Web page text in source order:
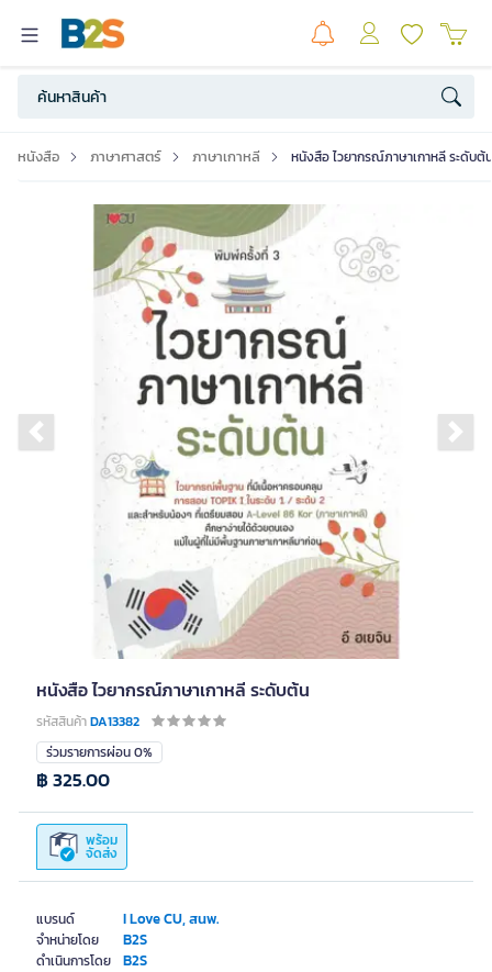
หนังสือ ภาษาศาสตร์ ภาษาเกาหลี หนังสือ ไวยากรณ์ภาษาเกาหลี ระดับต้น
Previous slide
หนังสือ ไวยากรณ์ภาษาเกาหลี ระดับต้น
รหัสสินค้าDA13382
แบรนด์ I Love CU, สนพ.
จำหน่ายโดย B2S
ดำเนินการโดย B2S
ร่วมรายการผ่อน 0%
พร้อม
จัดส่ง
฿ 325.00